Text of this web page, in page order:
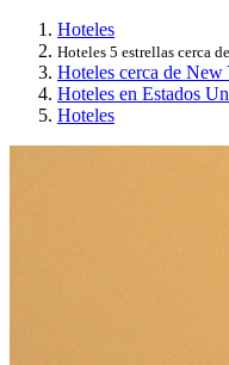
Hoteles
Hoteles 5 estrellas cerca
Hoteles cerca de
Hoteles en Estados
Hoteles